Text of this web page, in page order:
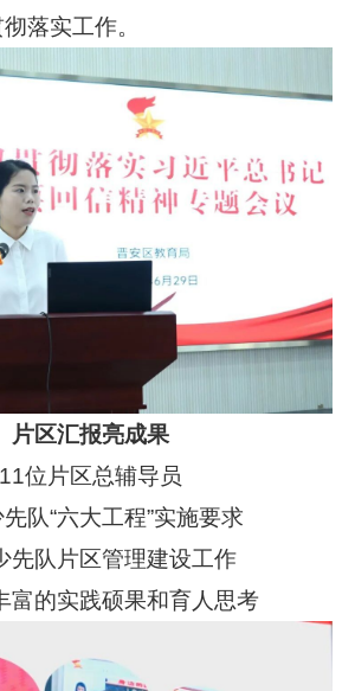
落实工作。
片区汇报亮成果
11位片区总辅导员
队“六大工程”实施要求
先队片区管理建设工作
富的实践硕果和育人思考